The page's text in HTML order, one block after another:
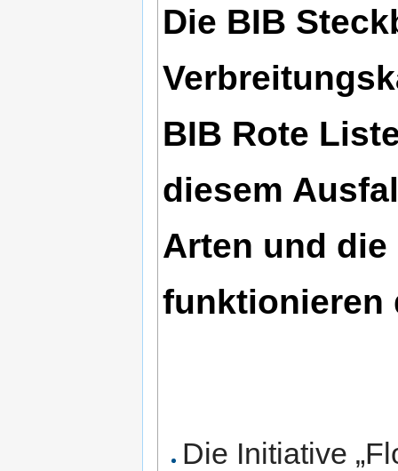
Die BIB
BIB Rote
diesem
Arten und
funktionieren
Die Initiative